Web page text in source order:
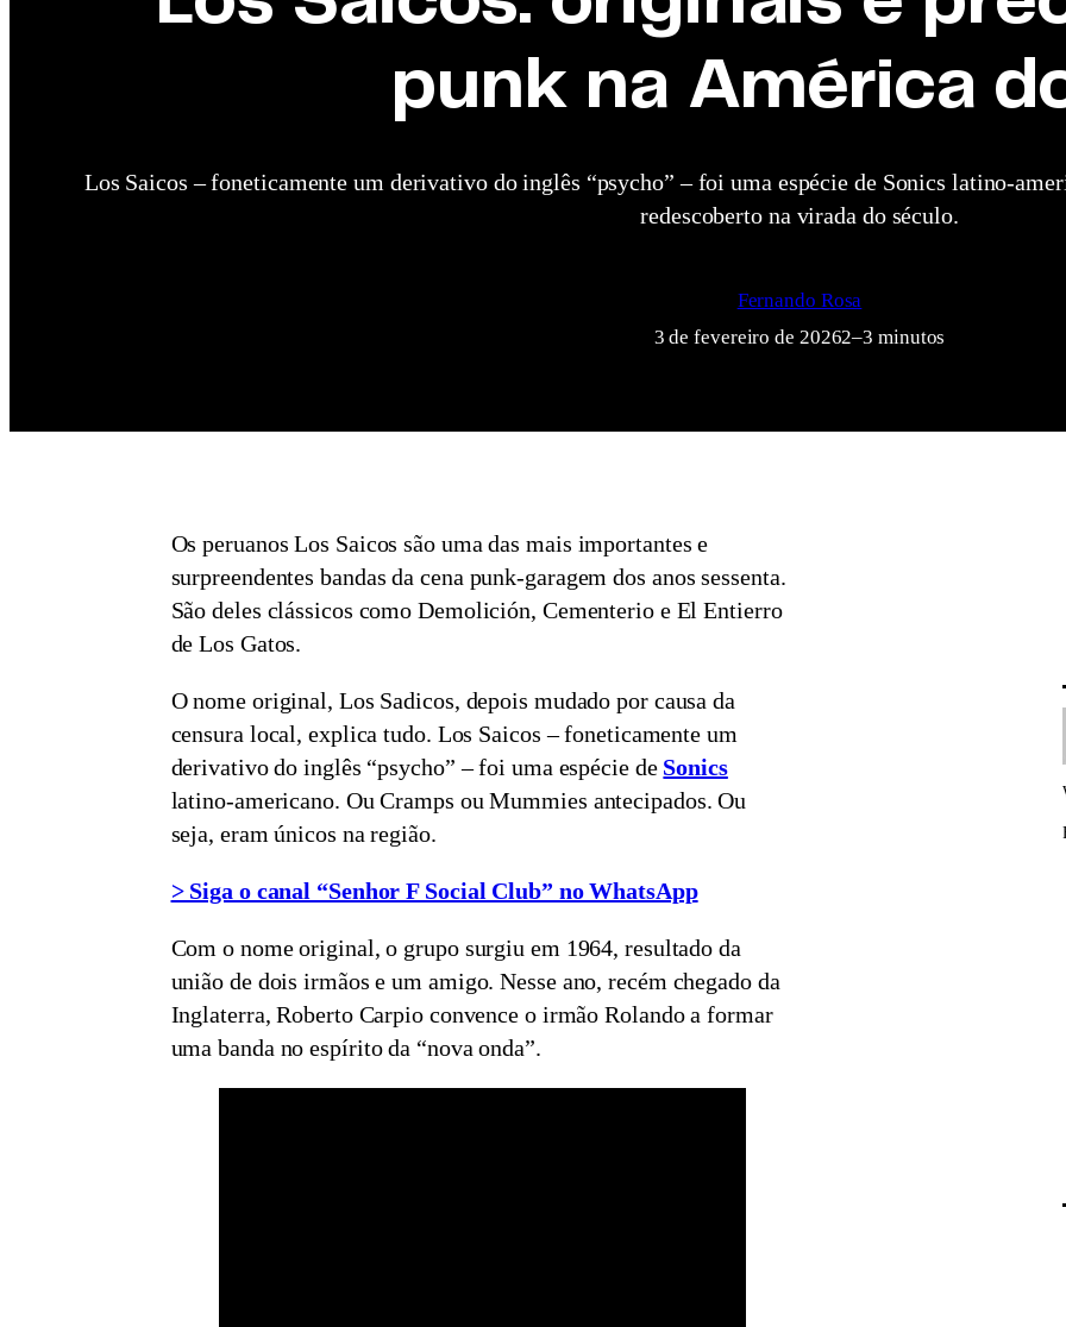
punk na América
Los Saicos – foneticamente um derivativo do inglês “psycho” – foi uma espécie de Sonics latino-
redescoberto na virada do século.
Fernando Rosa
3 de fevereiro de 20262–3 minutos
Os peruanos Los Saicos são uma das mais importantes e
surpreendentes bandas da cena punk-garagem dos anos sessenta.
São deles clássicos como Demolición, Cementerio e El Entierro
de Los Gatos.
O nome original, Los Sadicos, depois mudado por causa da
censura local, explica tudo. Los Saicos – foneticamente um
derivativo do inglês “psycho” – foi uma espécie de Sonics
latino-americano. Ou Cramps ou Mummies antecipados. Ou
seja, eram únicos na região.
> Siga o canal “Senhor F Social Club” no WhatsApp
Com o nome original, o grupo surgiu em 1964, resultado da
união de dois irmãos e um amigo. Nesse ano, recém chegado da
Inglaterra, Roberto Carpio convence o irmão Rolando a formar
uma banda no espírito da “nova onda”.